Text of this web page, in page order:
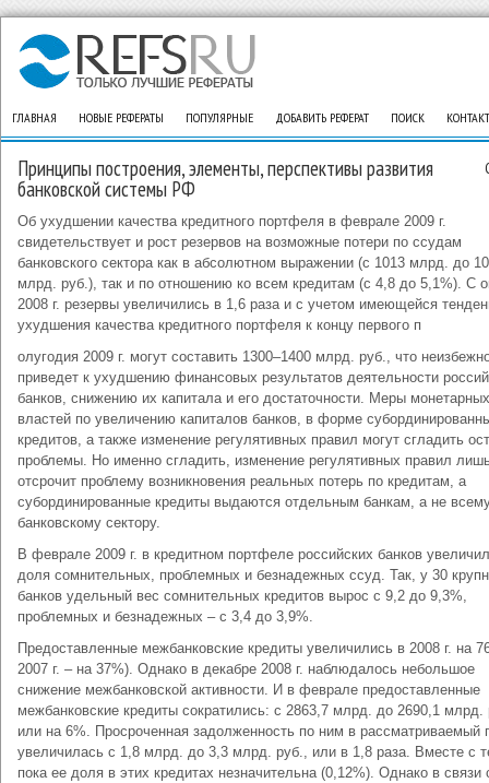
ГЛАВНАЯ НОВЫЕ РЕФЕРАТЫ ПОПУЛЯРНЫЕ ДОБАВИТЬ РЕФЕРАТ ПОИСК
Принципы построения, элементы, перспективы развития
банковской системы РФ
Об ухудшении качества кредитного портфеля в феврале 2009 г.
свидетельствует и рост резервов на возможные потери по ссудам
банковского сектора как в абсолютном выражении (с 1013 млрд. до
млрд. руб.), так и по отношению ко всем кредитам (с 4,8 до 5,1%). С
2008 г. резервы увеличились в 1,6 раза и с учетом имеющейся
ухудшения качества кредитного портфеля к концу первого п
олугодия 2009 г. могут составить 1300–1400 млрд. руб., что
приведет к ухудшению финансовых результатов деятельности
банков, снижению их капитала и его достаточности. Меры монетарных
властей по увеличению капиталов банков, в форме
кредитов, а также изменение регулятивных правил могут сгладить
проблемы. Но именно сгладить, изменение регулятивных правил
отсрочит проблему возникновения реальных потерь по кредитам, а
субординированные кредиты выдаются отдельным банкам, а не
банковскому сектору.
В феврале 2009 г. в кредитном портфеле российских банков
доля сомнительных, проблемных и безнадежных ссуд. Так, у 30
банков удельный вес сомнительных кредитов вырос с 9,2 до 9,3%,
проблемных и безнадежных – с 3,4 до 3,9%.
Предоставленные межбанковские кредиты увеличились в 2008 г. на
2007 г. – на 37%). Однако в декабре 2008 г. наблюдалось небольшое
снижение межбанковской активности. И в феврале предоставленные
межбанковские кредиты сократились: с 2863,7 млрд. до 2690,1 млрд.
или на 6%. Просроченная задолженность по ним в рассматриваемый
увеличилась с 1,8 млрд. до 3,3 млрд. руб., или в 1,8 раза. Вместе с
пока ее доля в этих кредитах незначительна (0,12%). Однако в связи